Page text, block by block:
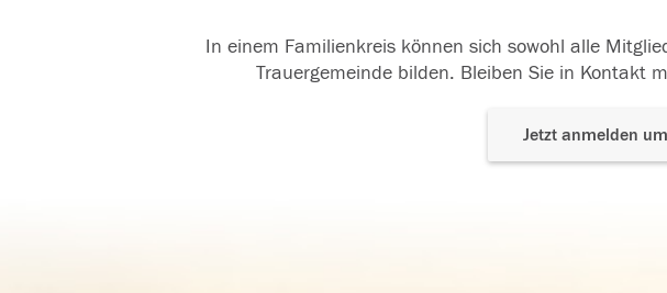
In einem Familienkreis können sich sowohl alle
Trauergemeinde bilden. Bleiben Sie in Kontakt
Jetzt anmelden